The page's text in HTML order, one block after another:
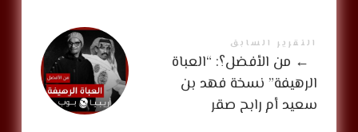
التقرير السابق
← من الأفضل؟: “العباة
الرهيفة” نسخة فهد بن
سعيد أم رابح صقر